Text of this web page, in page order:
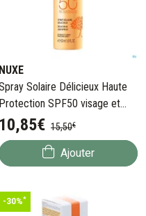
NUXE
Solaire Délicieux Haute
Protection SPF50 visage et
corps 50ml
10,85€ 15,50€
Ajouter
-30%*